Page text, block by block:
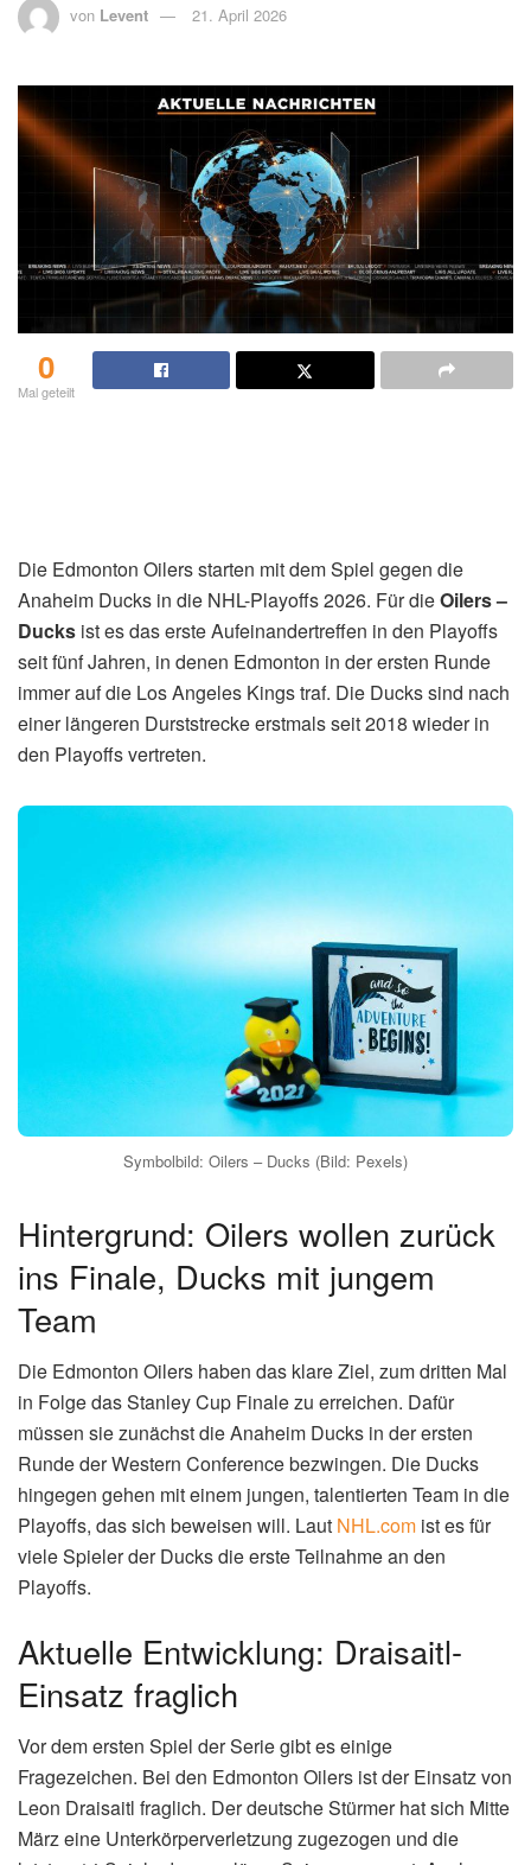
von Levent 21. April 2026
0
Mal geteilt
Die Edmonton Oilers starten mit dem Spiel gegen die
Anaheim Ducks in die NHL-Playoffs 2026. Für dieOilers –
Ducks ist es das erste Aufeinandertreffen in den Playoffs
seit fünf Jahren, in denen Edmonton in der ersten Runde
immer auf die Los Angeles Kings traf. Die Ducks sind nach
einer längeren Durststrecke erstmals seit 2018 wieder in
den Playoffs vertreten.
Symbolbild: Oilers – Ducks (Bild: Pexels)
Hintergrund: Oilers wollen zurück
ins Finale, Ducks mit jungem
Team
Die Edmonton Oilers haben das klare Ziel, zum dritten Mal
in Folge das Stanley Cup Finale zu erreichen. Dafür
müssen sie zunächst die Anaheim Ducks in der ersten
Runde der Western Conference bezwingen. Die Ducks
hingegen gehen mit einem jungen, talentierten Team in die
Playoffs, das sich beweisen will. Laut NHL.com ist es für
viele Spieler der Ducks die erste Teilnahme an den
Playoffs.
Aktuelle Entwicklung: Draisaitl-
Einsatz fraglich
Vor dem ersten Spiel der Serie gibt es einige
Fragezeichen. Bei den Edmonton Oilers ist der Einsatz von
Leon Draisaitl fraglich. Der deutsche Stürmer hat sich Mitte
März eine Unterkörperverletzung zugezogen und die